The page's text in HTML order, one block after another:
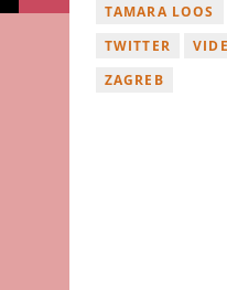
TAMARA LOOS
TWITTER
ZAGREB